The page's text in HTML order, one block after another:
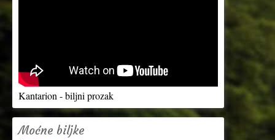
Kantarion - biljni prozak
Moćne biljke